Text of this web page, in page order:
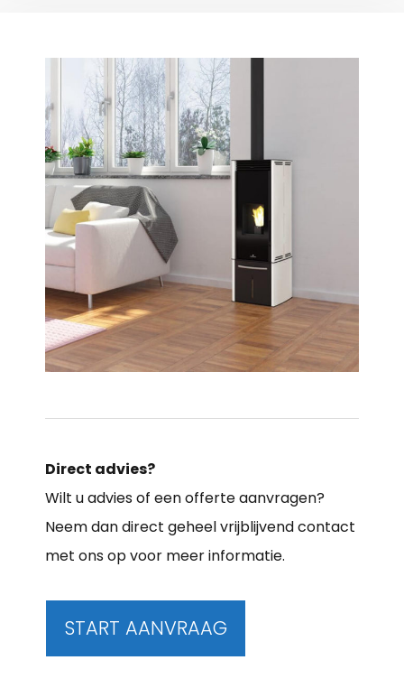
Direct advies?
Wilt u advies of een offerte aanvragen?
Neem dan direct geheel vrijblijvend contact
met ons op voor meer informatie.
START AANVRAAG